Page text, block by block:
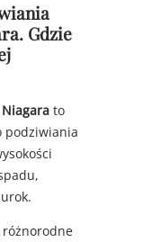
Gdzie
to
podziwiania